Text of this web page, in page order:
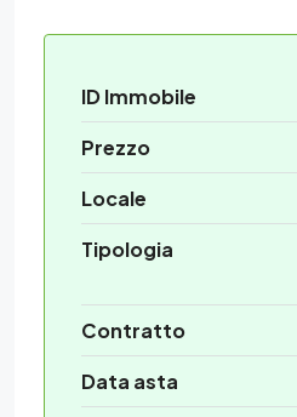
ID Immobile
Prezzo
Locale
Tipologia
Contratto
Data asta